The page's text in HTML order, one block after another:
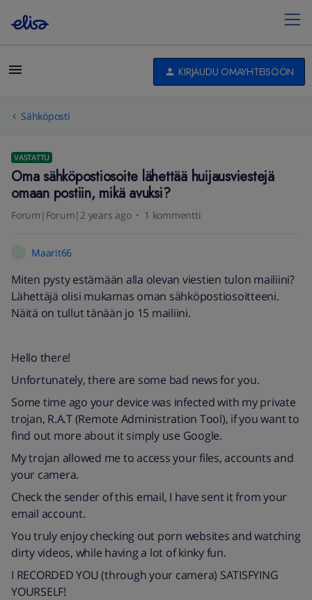
KIRJAUDU OMAYHTEISÖÖN
Sähköposti
VASTATTU
Oma sähköpostiosoite lähettää huijausviestejä
omaan postiin, mikä avuksi?
Forum|Forum|2 years ago 1 kommentti
Maarit66
Miten pysty estämään alla olevan viestien tulon mailiini?
Lähettäjä olisi mukamas oman sähköpostiosoitteeni.
Näitä on tullut tänään jo 15 mailiini.
Hello there!
Unfortunately, there are some bad news for you.
Some time ago your device was infected with my private
trojan, R.A.T (Remote Administration Tool), if you want to
find out more about it simply use Google.
My trojan allowed me to access your files, accounts and
your camera.
Check the sender of this email, I have sent it from your
email account.
You truly enjoy checking out porn websites and watching
dirty videos, while having a lot of kinky fun.
I RECORDED YOU (through your camera) SATISFYING
YOURSELF!